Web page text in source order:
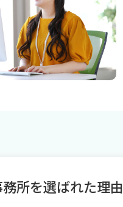
所を選ばれた理由